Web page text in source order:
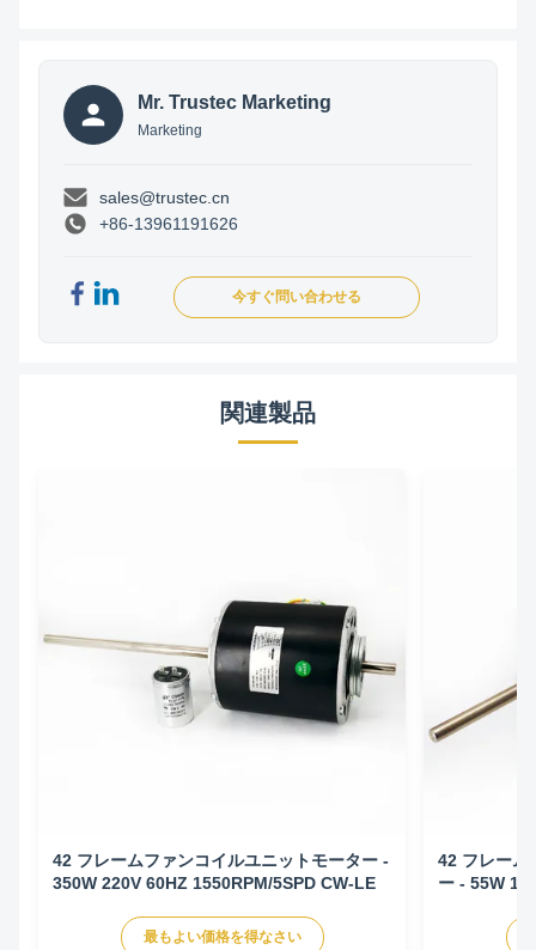
Mr. Trustec Marketing
Marketing
sales@trustec.cn
+86-13961191626
今すぐ問い合わせる
関連製品
42 フレームファンコイルユニットモーター -
350W 220V 60HZ 1550RPM/5SPD CW-LE
最もよい価格を得なさい
42 フレーム
ー - 55W